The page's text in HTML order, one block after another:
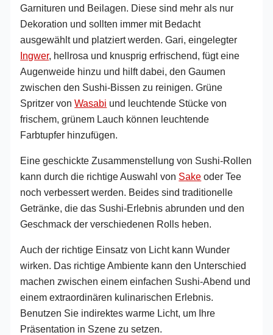
Garnituren und Beilagen. Diese sind mehr als nur
Dekoration und sollten immer mit Bedacht
ausgewählt und platziert werden. Gari, eingelegter
Ingwer, hellrosa und knusprig erfrischend, fügt eine
Augenweide hinzu und hilft dabei, den Gaumen
zwischen den Sushi-Bissen zu reinigen. Grüne
Spritzer vonWasabi und leuchtende Stücke von
frischem, grünem Lauch können leuchtende
Farbtupfer hinzufügen.
Eine geschickte Zusammenstellung von Sushi-Rollen
kann durch die richtige Auswahl von Sake oder Tee
noch verbessert werden. Beides sind traditionelle
Getränke, die das Sushi-Erlebnis abrunden und den
Geschmack der verschiedenen Rolls heben.
Auch der richtige Einsatz von Licht kann Wunder
wirken. Das richtige Ambiente kann den Unterschied
machen zwischen einem einfachen Sushi-Abend und
einem extraordinären kulinarischen Erlebnis.
Benutzen Sie indirektes warme Licht, um Ihre
Präsentation in Szene zu setzen.